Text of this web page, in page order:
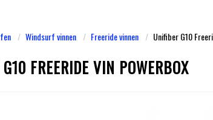
Windsurf vinnen Freeride vinnen Unifiber G10
FREERIDE VIN POWERBOX